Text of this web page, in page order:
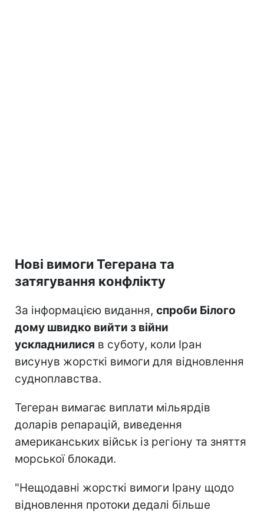
Нові вимоги Тегерана та
затягування конфлікту
За інформацією видання, спроби Білого
дому швидко вийти з війни
ускладнилися в суботу, коли Іран
висунув жорсткі вимоги для відновлення
судноплавства.
Тегеран вимагає виплати мільярдів
доларів репарацій, виведення
американських військ із регіону та зняття
морської блокади.
"Нещодавні жорсткі вимоги Ірану щодо
відновлення протоки дедалі більше